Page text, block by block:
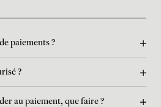
paiements ?
?
au paiement, que faire ?